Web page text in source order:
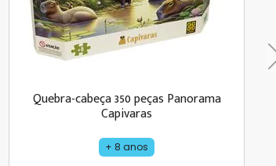
Quebra-cabeça 350 peças Panorama
Capivaras
+ 8 anos